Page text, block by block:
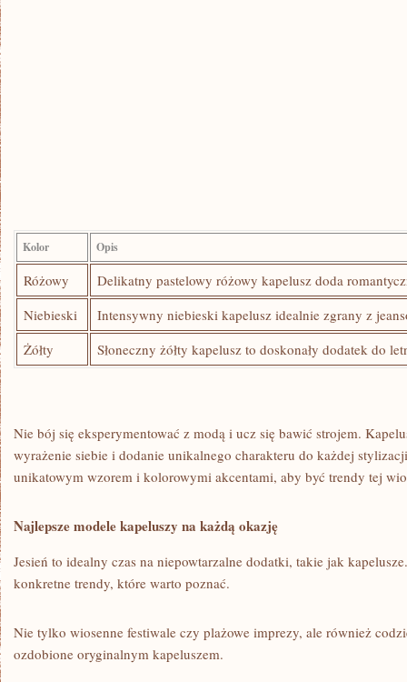
Kolor Opis
Różowy
Delikatny‌ pastelowy ⁢różowy kapelusz doda
Niebieski
Intensywny‌ niebieski kapelusz idealnie ⁢zgrany‍ z
Żółty
Słoneczny żółty kapelusz ‍to‍ doskonały dodatek ⁤do
Nie ⁣bój się eksperymentować z modą i ucz ‌się bawić strojem.
wyrażenie siebie i dodanie unikalnego ‍charakteru do‍ każdej
unikatowym wzorem ⁣i kolorowymi⁢ akcentami, aby być trendy⁣ tej
Najlepsze​ modele kapeluszy na każdą ‍okazję
Jesień to idealny ​czas ⁢na niepowtarzalne⁣ dodatki, takie jak
konkretne ‍trendy, które warto poznać. ⁣
Nie⁣ tylko wiosenne festiwale czy‍ plażowe imprezy, ale również
ozdobione‌ oryginalnym kapeluszem.